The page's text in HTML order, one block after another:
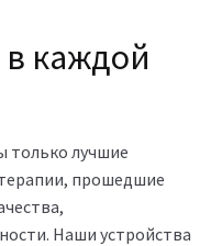
каждой
только лучшие
прошедшие
Наши устройства